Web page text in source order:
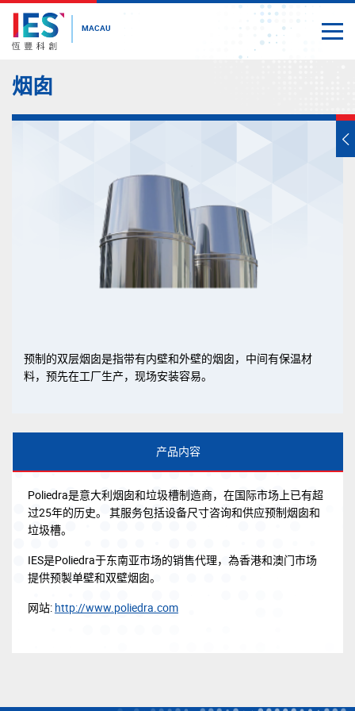
MACAU
main烟囱
预制的双层烟囱是指带有内壁和外壁的烟囱，中间有保温材
料，预先在工厂生产，现场安装容易。
产品内容
Poliedra是意大利烟囱和垃圾槽制造商，在国际市场上已有超
过25年的历史。 其服务包括设备尺寸咨询和供应预制烟囱和
垃圾槽。
IES是Poliedra于东南亚市场的销售代理，為香港和澳门市场
提供预製单壁和双壁烟囱。
网站: http://www.poliedra.com